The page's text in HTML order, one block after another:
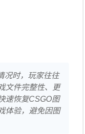
况时，玩家往往
文件完整性、更
速恢复CSGO图
体验，避免因图